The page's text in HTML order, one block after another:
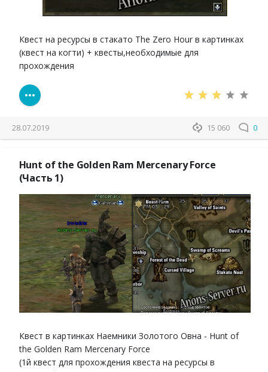
Квест на ресурсы в стакато The Zero Hour в картинках
(квест на когти) + квесты,необходимые для
прохождения
15 060 0
28.07.2019
Hunt of the Golden Ram Mercenary Force
(Часть 1)
Квест в картинках Наемники Золотого Овна - Hunt of
the Golden Ram Mercenary Force
(1й квест для прохождения квеста на ресурсы в